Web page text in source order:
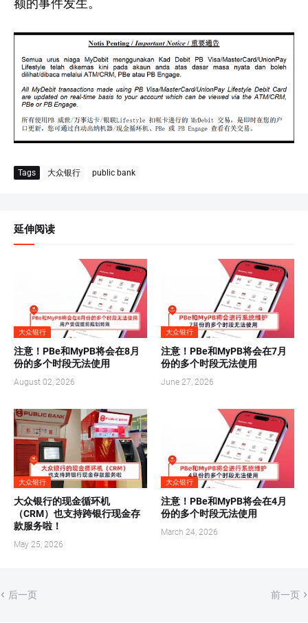
Tags 大众银行 public bank
延伸阅读
大众银行
注意！PBe和MyPB将会在8月
份的多个时段无法使用
August 02, 2026
大众银行
注意！PBe和MyPB将会在7月
份的多个时段无法使用
June 27, 2026
大众银行
大众银行的现金循环机
（CRM）也支持跨银行现金存
款服务啦！
May 25, 2026
大众银行
注意！PBe和MyPB将会在4月
份的多个时段无法使用
March 24, 2026
后一页 前一页